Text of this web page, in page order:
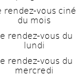
rendez-vous ciné
du mois
rendez-vous du
lundi
rendez-vous du
mercredi